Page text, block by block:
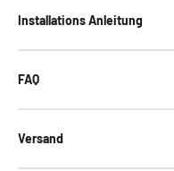
Installations Anleitung
FAQ
Versand